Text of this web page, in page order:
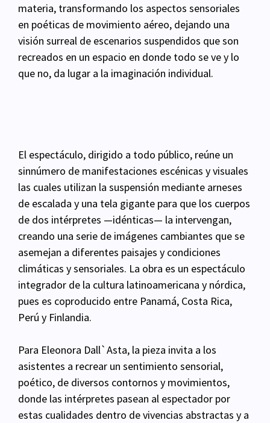
materia, transformando los aspectos sensoriales
en poéticas de movimiento aéreo, dejando una
visión surreal de escenarios suspendidos que son
recreados en un espacio en donde todo se ve y lo
que no, da lugar a la imaginación individual.
El espectáculo, dirigido a todo público, reúne un
sinnúmero de manifestaciones escénicas y visuales
las cuales utilizan la suspensión mediante arneses
de escalada y una tela gigante para que los cuerpos
de dos intérpretes —idénticas— la intervengan,
creando una serie de imágenes cambiantes que se
asemejan a diferentes paisajes y condiciones
climáticas y sensoriales. La obra es un espectáculo
integrador de la cultura latinoamericana y nórdica,
pues es coproducido entre Panamá, Costa Rica,
Perú y Finlandia.
Para Eleonora Dall`Asta, la pieza invita a los
asistentes a recrear un sentimiento sensorial,
poético, de diversos contornos y movimientos,
donde las intérpretes pasean al espectador por
estas cualidades dentro de vivencias abstractas y a